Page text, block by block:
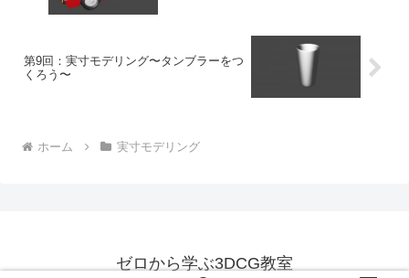
第9回：実寸モデリング〜タンブラーをつ
くろう〜
ホーム 実寸モデリング
ゼロから学ぶ3DCG教室